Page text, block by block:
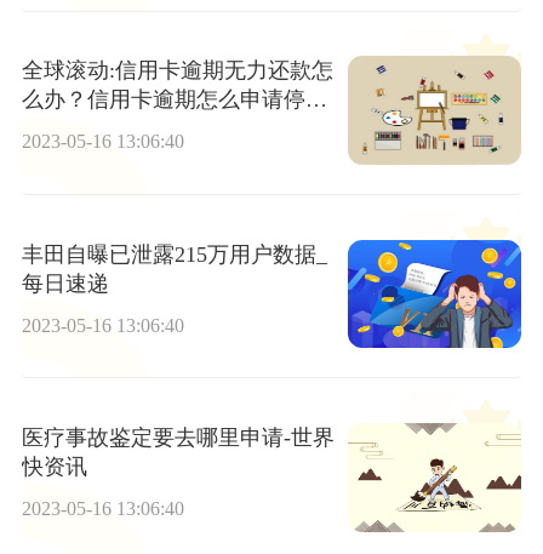
全球滚动:信用卡逾期无力还款怎
么办？信用卡逾期怎么申请停息
挂账？
2023-05-16 13:06:40
丰田自曝已泄露215万用户数据_
每日速递
2023-05-16 13:06:40
医疗事故鉴定要去哪里申请-世界
快资讯
2023-05-16 13:06:40